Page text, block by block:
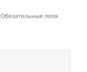
Обязательные поля